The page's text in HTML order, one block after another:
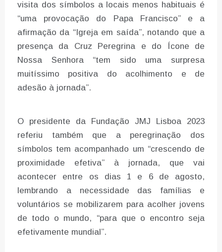
visita dos símbolos a locais menos habituais é
“uma provocação do Papa Francisco” e a
afirmação da “Igreja em saída”, notando que a
presença da Cruz Peregrina e do Ícone de
Nossa Senhora “tem sido uma surpresa
muitíssimo positiva do acolhimento e de
adesão à jornada”.
O presidente da Fundação JMJ Lisboa 2023
referiu também que a peregrinação dos
símbolos tem acompanhado um “crescendo de
proximidade efetiva” à jornada, que vai
acontecer entre os dias 1 e 6 de agosto,
lembrando a necessidade das famílias e
voluntários se mobilizarem para acolher jovens
de todo o mundo, “para que o encontro seja
efetivamente mundial”.